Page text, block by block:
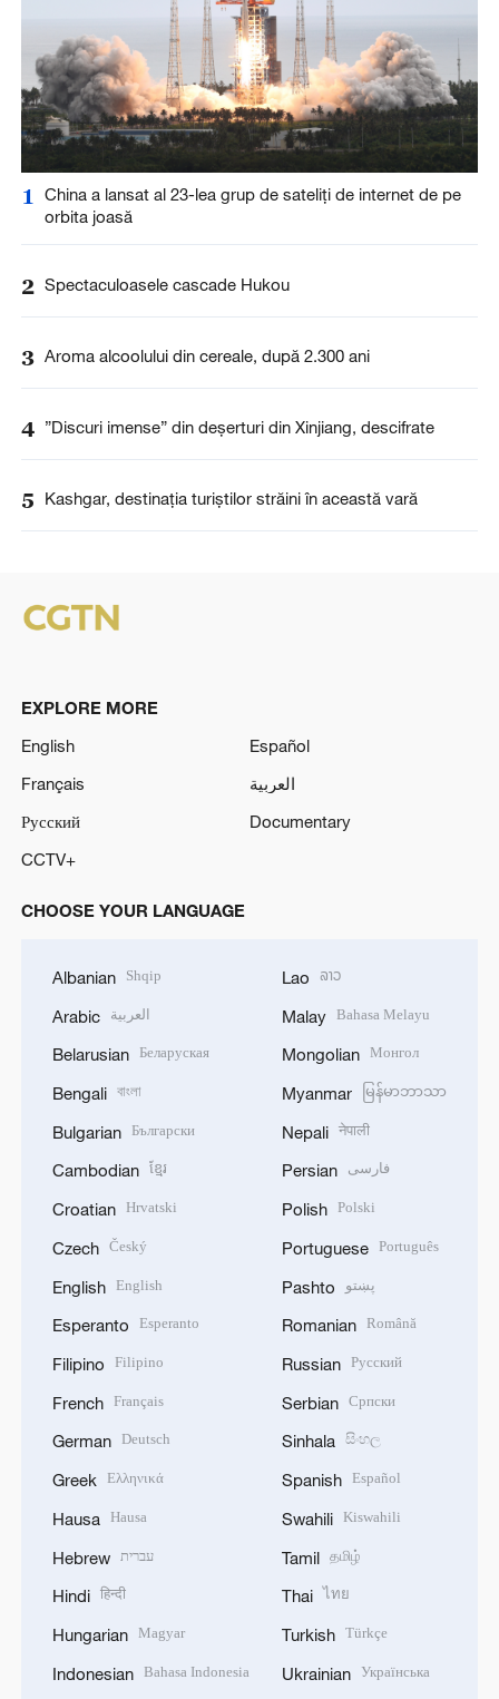
1
China a lansat al 23-lea grup de sateliți de internet de pe
orbita joasă
2 Spectaculoasele cascade Hukou
3 Aroma alcoolului din cereale, după 2.300 ani
4 ”Discuri imense” din deșerturi din Xinjiang, descifrate
5 Kashgar, destinația turiștilor străini în această vară
EXPLORE MORE
English
Español
Français
العربية
Русский
Documentary
CCTV+
CHOOSE YOUR LANGUAGE
Albanian Shqip
Arabic العربية
Belarusian Беларуская
Bengali বাংলা
Bulgarian Български
Cambodian ខ្មែរ
Croatian Hrvatski
Czech Český
English English
Esperanto Esperanto
Filipino Filipino
French Français
German Deutsch
Greek Ελληνικά
Hausa Hausa
Hebrew עברית
Hindi हिन्दी
Hungarian Magyar
Indonesian Bahasa Indonesia
Lao ລາວ
Malay Bahasa Melayu
Mongolian Монгол
Myanmar မြန်မာဘာသာ
Nepali नेपाली
Persian فارسی
Polish Polski
Portuguese Português
Pashto پښتو
Romanian Română
Russian Русский
Serbian Српски
Sinhala සිංහල
Spanish Español
Swahili Kiswahili
Tamil தமிழ்
Thai ไทย
Turkish Türkçe
Ukrainian Українська